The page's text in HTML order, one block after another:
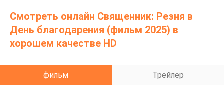
покоя. Теперь они сами стали блюдом на
праздничном столе.
Смотреть онлайн Священник: Резня в
День благодарения (фильм 2025) в
хорошем качестве HD
фильм Трейлер